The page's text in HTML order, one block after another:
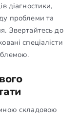
діагностики,
проблеми та
Звертайтесь до
спеціалісти
складовою